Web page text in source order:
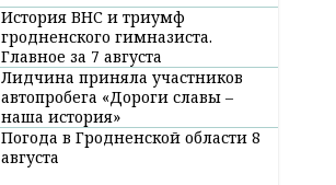
История ВНС и триумф
гродненского гимназиста.
Главное за 7 августа
Лидчина приняла участников
автопробега «Дороги славы –
наша история»
Погода в Гродненской области 8
августа